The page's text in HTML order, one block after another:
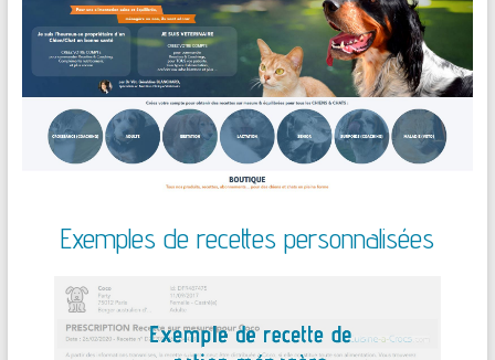
Exemples de recettes personnalisées